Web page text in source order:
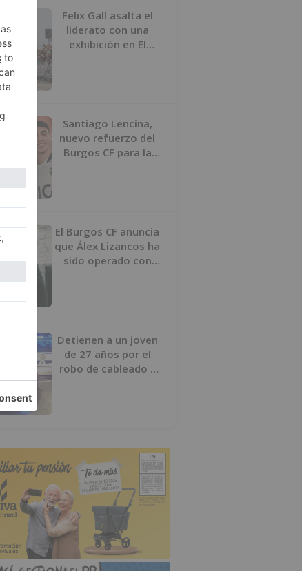
Felix Gall asalta el
liderato con una
exhibición en El
Santiago Lencina,
nuevo refuerzo del
Burgos CF para la
El Burgos CF anuncia
que Álex Lizancos ha
sido operado con
Detienen a un joven
de 27 años por el
robo de cableado y